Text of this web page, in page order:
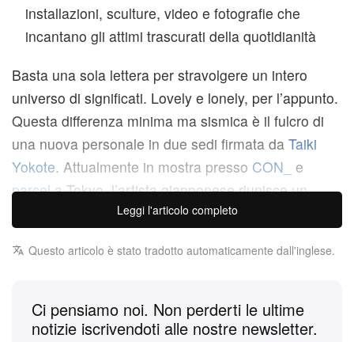
installazioni, sculture, video e fotografie che
incantano gli attimi trascurati della quotidianità
Basta una sola lettera per stravolgere un intero
universo di significati. Lovely e lonely, per l’appunto.
Questa differenza minima ma sismica è il fulcro di
una nuova personale in due sedi firmata da Taiki
Yokote. Attualmente in mostra presso CON_
e
parcela Tokyo, l’artista giapponese riunisce un
corpus eterogeneo che spazia da delicate fotografie
peluche, fino alle sue celebri sculture di rocce
Come suggeriscono i loro titoli,to make today lovely,
Leggi l'articolo completo
Questo articolo è stato tradotto automaticamente dall'inglese.
Ci pensiamo noi. Non perderti le ultime
notizie iscrivendoti alle nostre newsletter.